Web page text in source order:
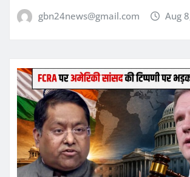
gbn24news@gmail.com Aug